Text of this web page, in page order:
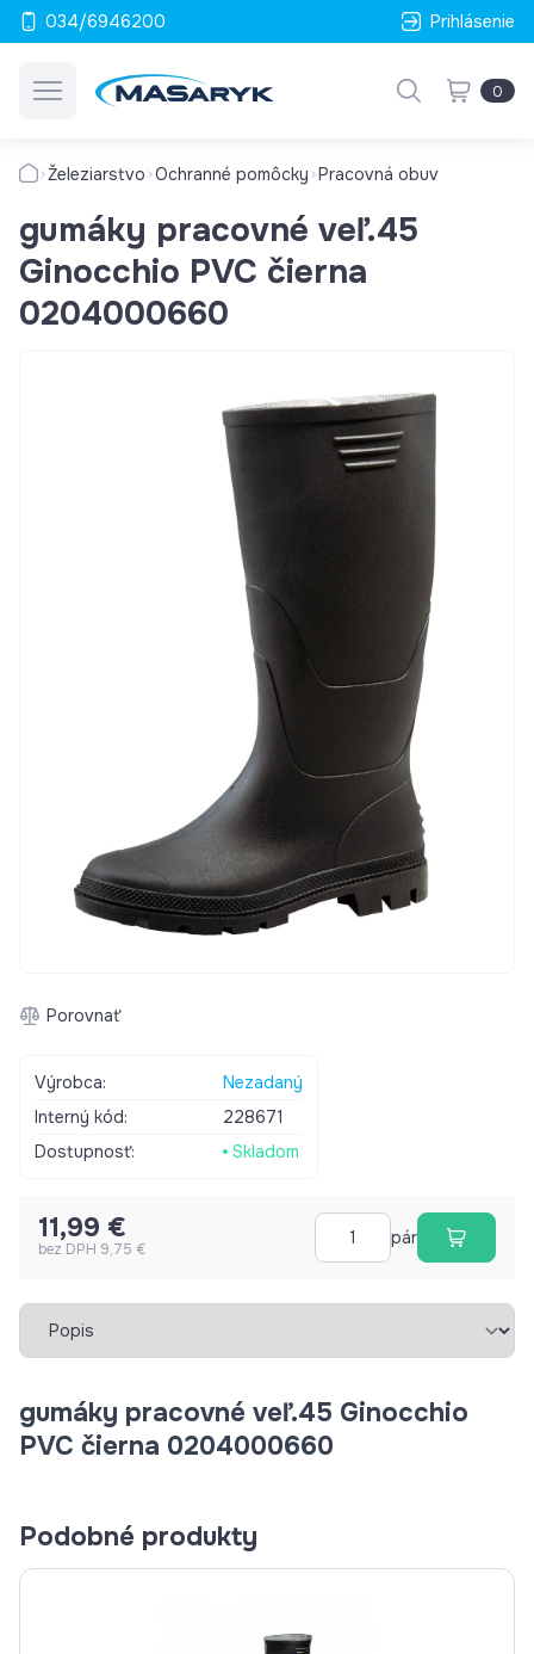
034/6946200 Prihlásenie
0
Železiarstvo Ochranné pomôcky Pracovná obuv
gumáky pracovné veľ.45
Ginocchio PVC čierna
0204000660
Porovnať
Výrobca:
Nezadaný
Interný kód:
228671
Dostupnosť:
Skladom
11,99 €
bez DPH 9,75 €
pár
Vybrať záložku
gumáky pracovné veľ.45 Ginocchio
PVC čierna 0204000660
Podobné produkty